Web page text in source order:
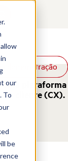
our
To
be
demonstração
demonstração
uma plataforma
do cliente (CX).